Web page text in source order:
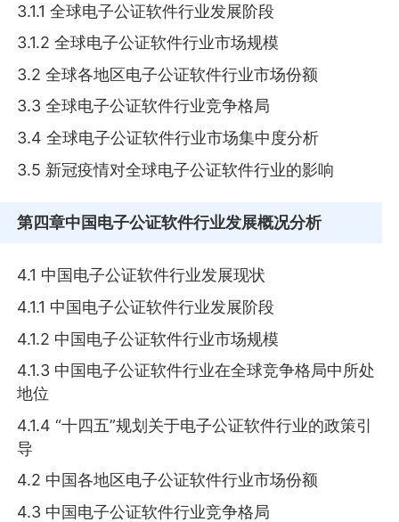
3.1.1 全球电子公证软件行业发展阶段
3.1.2 全球电子公证软件行业市场规模
3.2 全球各地区电子公证软件行业市场份额
3.3 全球电子公证软件行业竞争格局
3.4 全球电子公证软件行业市场集中度分析
3.5 新冠疫情对全球电子公证软件行业的影响
第四章中国电子公证软件行业发展概况分析
4.1 中国电子公证软件行业发展现状
4.1.1 中国电子公证软件行业发展阶段
4.1.2 中国电子公证软件行业市场规模
4.1.3 中国电子公证软件行业在全球竞争格局中所处
地位
4.1.4 “十四五”规划关于电子公证软件行业的政策引
导
4.2 中国各地区电子公证软件行业市场份额
4.3 中国电子公证软件行业竞争格局